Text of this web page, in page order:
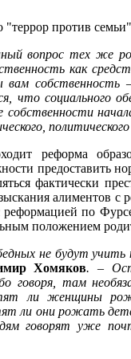
"террор против
вопрос тех же
как
собственность –
что социального
собственности
реформа
предоставить
фактически
алиментов с
реформацией по
положением
не будут
Хомяков. –
говоря, там
ли женщины
ли они рожать
говорят уже